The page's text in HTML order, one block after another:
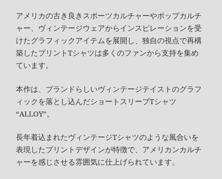
アメリカの古き良きスポーツカルチャーやポップカルチ
ャー、ヴィンテージウェアからインスピレーションを受
けたグラフィックアイテムを展開し、独自の視点で再構
築したプリントTシャツは多くのファンから支持を集め
ています。
本作は、ブランドらしいヴィンテージテイストのグラフ
ィックを落とし込んだショートスリーブTシャツ
“ALLOY”。
長年着込まれたヴィンテージTシャツのような風合いを
表現したプリントデザインが特徴で、アメリカンカルチ
ャーを感じさせる雰囲気に仕上げられています。